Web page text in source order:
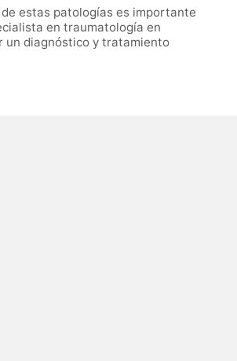
estas patologías es importante
en traumatología en
un diagnóstico y tratamiento